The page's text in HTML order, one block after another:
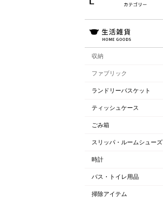
収納
ファブリック
ランドリーバスケット
ティッシュケース
ごみ箱
スリッパ・ルームシューズ
時計
バス・トイレ用品
掃除アイテム